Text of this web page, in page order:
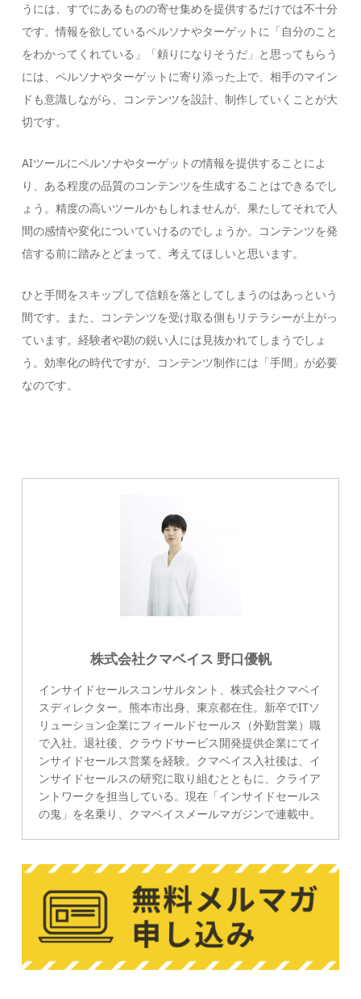
うには、すでにあるものの寄せ集めを提供するだけでは不十分
です。情報を欲しているペルソナやターゲットに「自分のこと
をわかってくれている」「頼りになりそうだ」と思ってもらう
には、ペルソナやターゲットに寄り添った上で、相手のマイン
ドも意識しながら、コンテンツを設計、制作していくことが大
切です。
AIツールにペルソナやターゲットの情報を提供することによ
り、ある程度の品質のコンテンツを生成することはできるでし
ょう。精度の高いツールかもしれませんが、果たしてそれで人
間の感情や変化についていけるのでしょうか。コンテンツを発
信する前に踏みとどまって、考えてほしいと思います。
ひと手間をスキップして信頼を落としてしまうのはあっという
間です。また、コンテンツを受け取る側もリテラシーが上がっ
ています。経験者や勘の鋭い人には見抜かれてしまうでしょ
う。効率化の時代ですが、コンテンツ制作には「手間」が必要
なのです。
株式会社クマベイス 野口優帆
インサイドセールスコンサルタント、株式会社クマベイ
スディレクター。熊本市出身、東京都在住。新卒でITソ
リューション企業にフィールドセールス（外勤営業）職
で入社。退社後、クラウドサービス開発提供企業にてイ
ンサイドセールス営業を経験。クマベイス入社後は、イ
ンサイドセールスの研究に取り組むとともに、クライア
ントワークを担当している。現在「インサイドセールス
の鬼」を名乗り、クマベイスメールマガジンで連載中。